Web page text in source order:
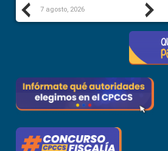
Previous
7 agosto, 2026